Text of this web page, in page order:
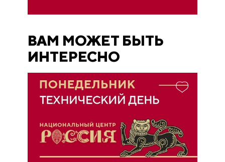
ВАМ МОЖЕТ БЫТЬ
ИНТЕРЕСНО